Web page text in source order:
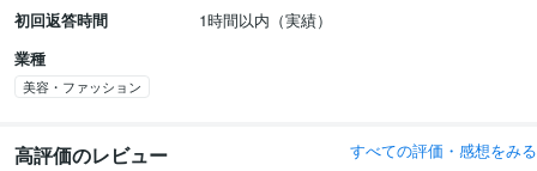
初回返答時間
1時間以内（実績）
業種
美容・ファッション
高評価のレビュー すべての評価・感想をみる